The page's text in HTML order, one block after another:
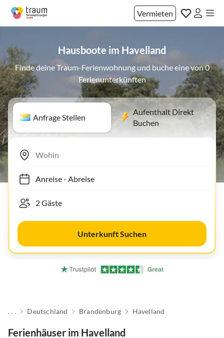
Vermieten
Hausboote im Havelland
Finde deine Traum-Ferienwohnung und buche eine von 0
Ferienunterkünften
Anfrage Stellen
Aufenthalt Direkt
Buchen
Anreise- Abreise
Unterkunft Suchen
. . . Deutschland Brandenburg Havelland
Ferienhäuser im Havelland